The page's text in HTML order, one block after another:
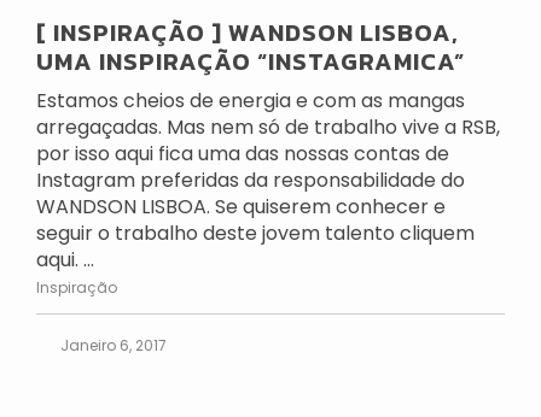
[ INSPIRAÇÃO ] WANDSON LISBOA,
UMA INSPIRAÇÃO “INSTAGRAMICA”
Estamos cheios de energia e com as mangas
arregaçadas. Mas nem só de trabalho vive a RSB,
por isso aqui fica uma das nossas contas de
Instagram preferidas da responsabilidade do
WANDSON LISBOA. Se quiserem conhecer e
seguir o trabalho deste jovem talento cliquem
aqui. ...
Inspiração
Janeiro 6, 2017